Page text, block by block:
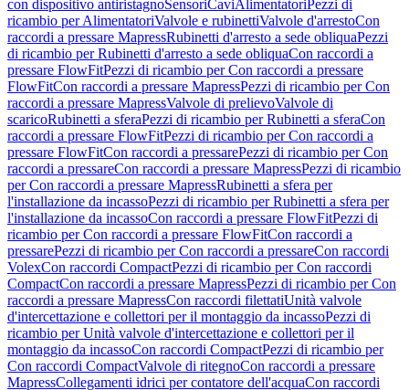
con dispositivo antiristagnoSensoriCaviAlimentatori Pezzi di
ricambio per AlimentatoriValvole e rubinettiValvole d'arrestoCon
raccordi a pressare MapressRubinetti d'arresto a sede obliquaPezzi
di ricambio per Rubinetti d'arresto a sede obliquaCon raccordi a
pressare FlowFitPezzi di ricambio per Con raccordi a pressare
FlowFitCon raccordi a pressare MapressPezzi di ricambio per Con
raccordi a pressare MapressValvole di prelievoValvole di
scaricoRubinetti a sferaPezzi di ricambio per Rubinetti a sferaCon
raccordi a pressare FlowFitPezzi di ricambio per Con raccordi a
pressare FlowFitCon raccordi a pressarePezzi di ricambio per Con
raccordi a pressareCon raccordi a pressare MapressPezzi di ricambio
per Con raccordi a pressare MapressRubinetti a sfera per
l'installazione da incassoPezzi di ricambio per Rubinetti a sfera per
l'installazione da incassoCon raccordi a pressare FlowFitPezzi di
ricambio per Con raccordi a pressare FlowFitCon raccordi a
pressarePezzi di ricambio per Con raccordi a pressareCon raccordi
VolexCon raccordi CompactPezzi di ricambio per Con raccordi
CompactCon raccordi a pressare MapressPezzi di ricambio per Con
raccordi a pressare MapressCon raccordi filettatiUnità valvole
d'intercettazione e collettori per il montaggio da incassoPezzi di
ricambio per Unità valvole d'intercettazione e collettori per il
montaggio da incassoCon raccordi CompactPezzi di ricambio per
Con raccordi CompactValvole di ritegnoCon raccordi a pressare
MapressCollegamenti idrici per contatore dell'acquaCon raccordi